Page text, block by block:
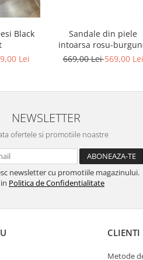
Black
Lei
Sandale din piele
intoarsa rosu-
669,00 Lei569,00 Lei
NEWSLETTER
ofertele si promotiile noastre
newsletter cu promotiile magazinului.
Politica de Confidentialitate
CLIENTI
Metode